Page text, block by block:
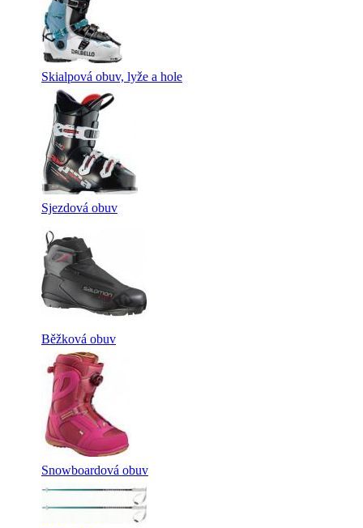
Skialpová obuv, lyže a hole
Sjezdová obuv
Běžková obuv
Snowboardová obuv